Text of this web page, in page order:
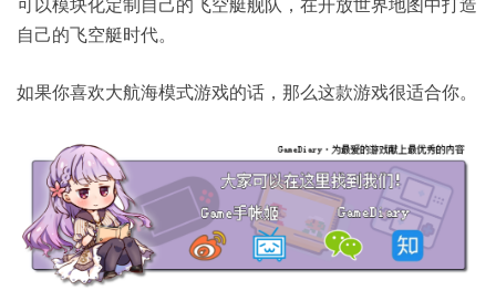
自己的飞空艇时代。
如果你喜欢大航海模式游戏的话，那么这款游戏很适合你。